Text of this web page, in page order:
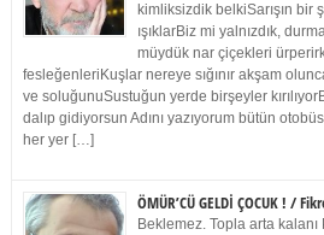
kimliksizdik belkiSarışın bir
ışıklarBiz mi yalnızdık,
müydük nar çiçekleri
fesleğenleriKuşlar nereye sığınır akşam
ve soluğunuSustuğun yerde birşeyler
dalıp gidiyorsun Adını yazıyorum bütün
her yer […]
ÖMÜR’CÜ GELDİ ÇOCUK ! /
Beklemez. Topla arta